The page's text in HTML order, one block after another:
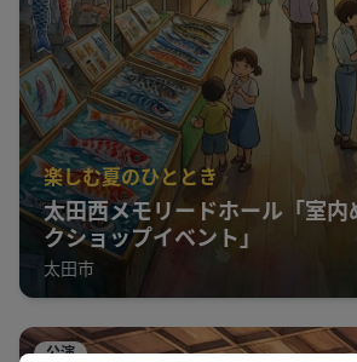
楽しむ夏のひととき
太田西メモリードホール「室内
クショップイベント」
太田市
公演